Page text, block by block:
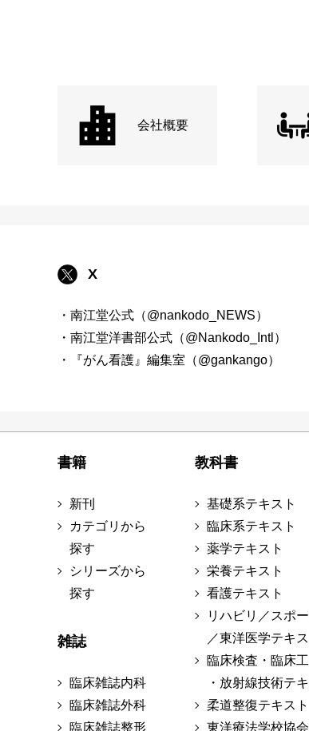
会社概要
X
・南江堂公式（@nankodo_NEWS）
・南江堂洋書部公式（@Nankodo_Intl）
・『がん看護』編集室（@gankango）
書籍
新刊
カテゴリから
探す
シリーズから
探す
雑誌
臨床雑誌内科
臨床雑誌外科
臨床雑誌整形
教科書
基礎系テキスト
臨床系テキスト
薬学テキスト
栄養テキスト
看護テキスト
リハビリ／スポ
／東洋医学テキス
臨床検査・臨床
・放射線技術テ
柔道整復テキスト
東洋療法学校協